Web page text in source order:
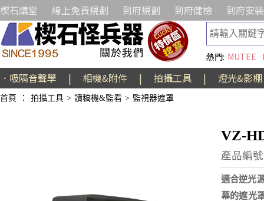
楔石講堂 線上免費規劃 到府規劃 到府健檢 到府安裝
熱門: MUTEE
．吸隔音聲學 | 相機&附件 | 拍攝工具 | 燈光&影棚
首頁 ： 拍攝工具 > 讀稿機&監看 > 監視器遮罩
VZ-
產品編
適合逆光
幕的遮光